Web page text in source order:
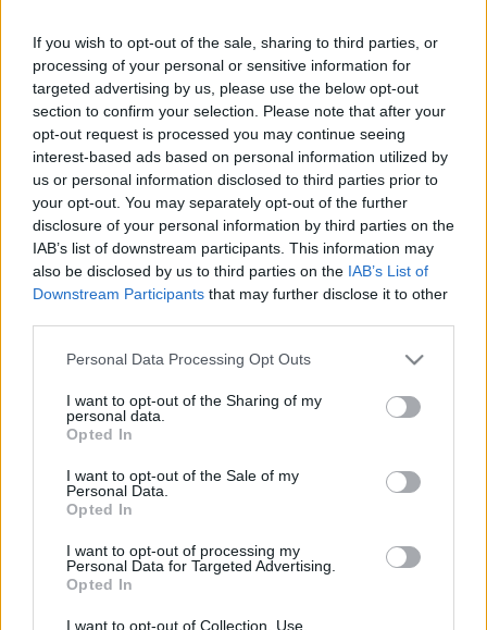
If you wish to opt-out of the sale, sharing to third parties, or
processing of your personal or sensitive information for
targeted advertising by us, please use the below opt-out
section to confirm your selection. Please note that after your
opt-out request is processed you may continue seeing
interest-based ads based on personal information utilized by
us or personal information disclosed to third parties prior to
your opt-out. You may separately opt-out of the further
disclosure of your personal information by third parties on the
IAB’s list of downstream participants. This information may
also be disclosed by us to third parties on the IAB’s List of
Downstream Participants that may further disclose it to other
Please note that this website/app uses one or more Google
not limited to your visit or usage behaviour. You may click to
grant or deny consent to Google and its third-party tags to
use your data for below specified purposes in below Google
consent section.
Personal Data Processing Opt Outs
I want to opt-out of the Sharing of my
personal data.
Opted In
I want to opt-out of the Sale of my
Personal Data.
Opted In
I want to opt-out of processing my
Personal Data for Targeted Advertising.
Opted In
I want to opt-out of Collection, Use,
Kutatás
Betegségek A-Z
Tünet
Vizsgálat
Kezelés
Életmódváltás
Prevenció
Hírek
Kisállatok egészsége
#allergia#influenza
#orvosmeteorológia
#vérnyomás
#rákbetegség
#pajzsmirigy#reflux #ekcéma#herpesz
Regisztráció
Archívum 2026-05-16